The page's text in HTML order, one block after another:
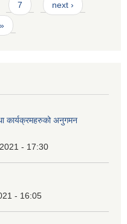
7 next ›
कार्यक्रमहरुको अनुगमन
- 17:30
- 16:05